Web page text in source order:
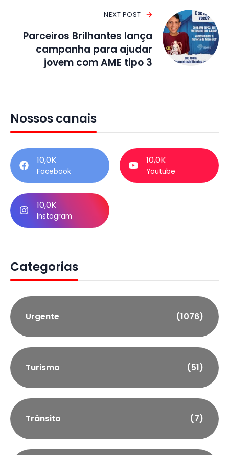
NEXT POST
Parceiros Brilhantes lança
campanha para ajudar
jovem com AME tipo 3
Nossos canais
10,0K
Facebook
10,0K
Youtube
10,0K
Instagram
Categorias
Urgente (1076)
Turismo (51)
Trânsito (7)